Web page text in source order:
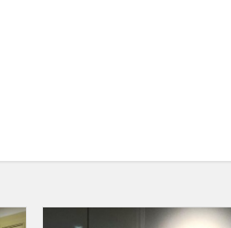
„Drąsos